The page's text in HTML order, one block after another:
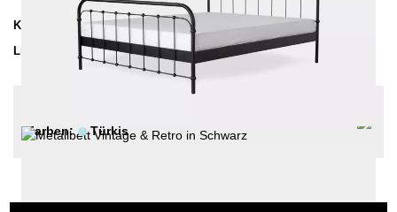
Kollektion
AMITA
Lieferzeit
3-4 Wochen| vsl. 28. Aug - 4. Sep
Farben:
Türkis